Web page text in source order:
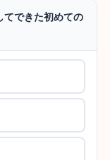
できた初めての